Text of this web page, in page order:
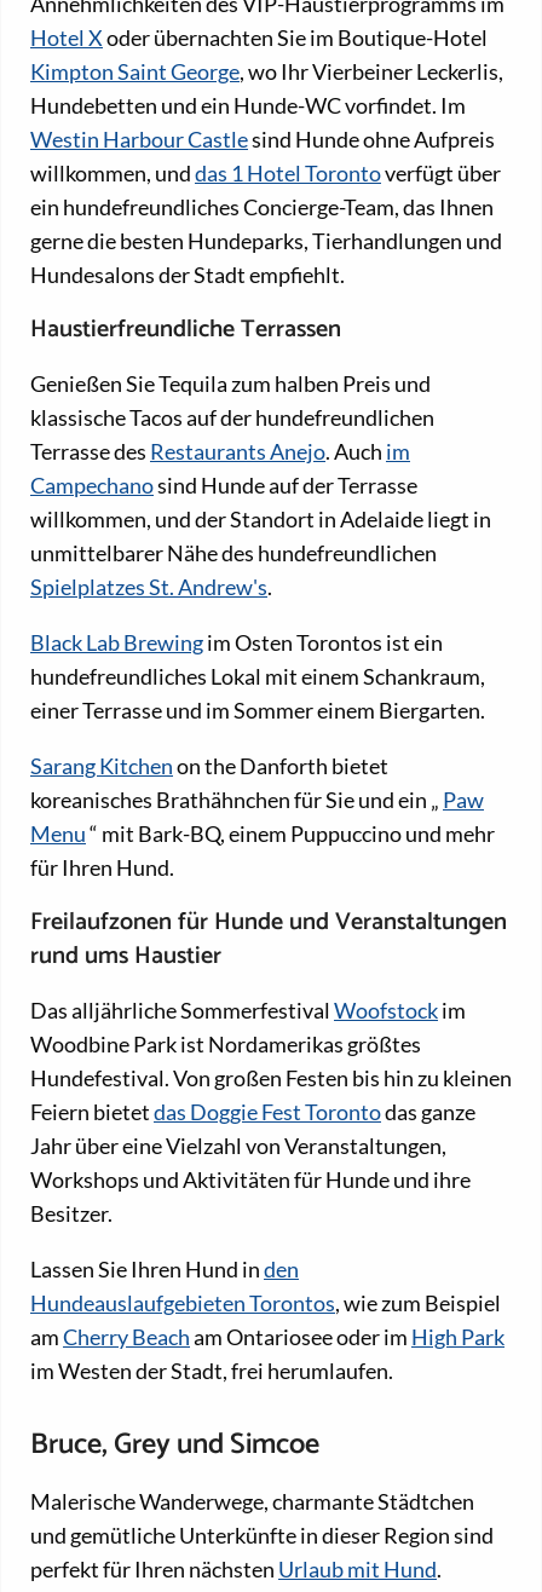
Hotel Xoder übernachten Sie im Boutique-Hotel
Kimpton Saint George, wo Ihr Vierbeiner Leckerlis,
Hundebetten und ein Hunde-WC vorfindet. Im
Westin Harbour Castlesind Hunde ohne Aufpreis
willkommen, unddas 1 Hotel Torontoverfügt über
ein hundefreundliches Concierge-Team, das Ihnen
gerne die besten Hundeparks, Tierhandlungen und
Hundesalons der Stadt empfiehlt.
Haustierfreundliche Terrassen
Genießen Sie Tequila zum halben Preis und
klassische Tacos auf der hundefreundlichen
Terrasse des Restaurants Anejo. Auch im
Campechanosind Hunde auf der Terrasse
willkommen, und der Standort in Adelaide liegt in
unmittelbarer Nähe des hundefreundlichen
Spielplatzes St. Andrew's.
Black Lab Brewingim Osten Torontos ist ein
hundefreundliches Lokal mit einem Schankraum,
einer Terrasse und im Sommer einem Biergarten.
Sarang Kitchenon the Danforth bietet
koreanisches Brathähnchen für Sie und ein „ Paw
Menu“ mit Bark-BQ, einem Puppuccino und mehr
für Ihren Hund.
Freilaufzonen für Hunde und Veranstaltungen
rund ums Haustier
Das alljährliche SommerfestivalWoofstockim
Woodbine Park ist Nordamerikas größtes
Hundefestival. Von großen Festen bis hin zu kleinen
Feiern bietetdas Doggie Fest Torontodas ganze
Jahr über eine Vielzahl von Veranstaltungen,
Workshops und Aktivitäten für Hunde und ihre
Besitzer.
Lassen Sie Ihren Hund inden
Hundeauslaufgebieten Torontos, wie zum Beispiel
amCherry Beacham Ontariosee oder im High Park
im Westen der Stadt, frei herumlaufen.
Bruce, Grey und Simcoe
Malerische Wanderwege, charmante Städtchen
und gemütliche Unterkünfte in dieser Region sind
perfekt für Ihren nächsten Urlaub mit Hund.